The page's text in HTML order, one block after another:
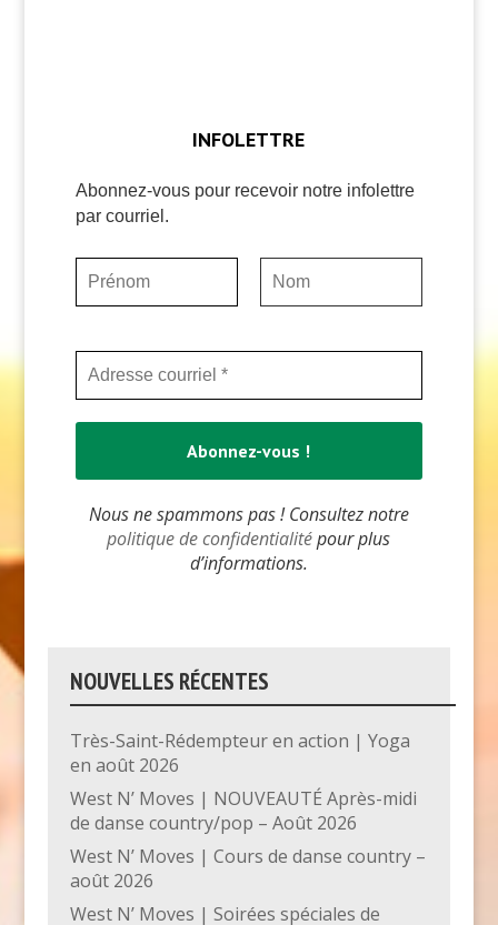
INFOLETTRE
Abonnez-vous pour recevoir notre infolettre
par courriel.
Nous ne spammons pas ! Consultez notre
politique de confidentialitépour plus
d’informations.
NOUVELLES RÉCENTES
Très-Saint-Rédempteur en action | Yoga
en août 2026
West N’ Moves | NOUVEAUTÉ Après-midi
de danse country/pop – Août 2026
West N’ Moves | Cours de danse country –
août 2026
West N’ Moves | Soirées spéciales de